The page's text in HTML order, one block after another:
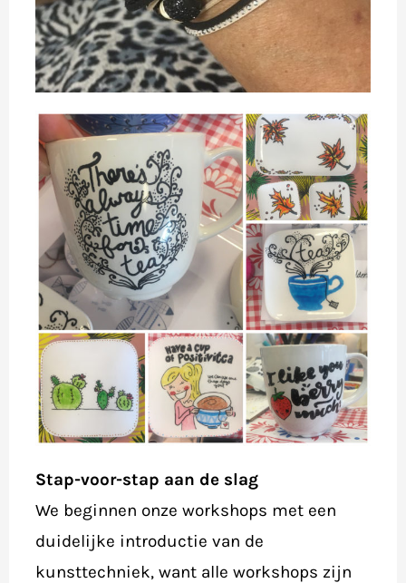
Stap-voor-stap aan de slag
We beginnen onze workshops met een
duidelijke introductie van de
kunsttechniek, want alle workshops zijn